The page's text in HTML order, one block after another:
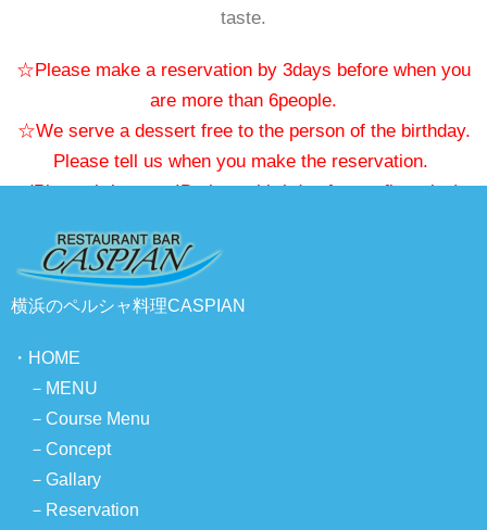
taste.
☆Please make a reservation by 3days before when you
are more than 6people.
☆We serve a dessert free to the person of the birthday.
Please tell us when you make the reservation.
(Please bring you ID shows birthday for confirmation)
横浜のペルシャ料理CASPIAN
・ HOME
－ MENU
－ Course Menu
－ Concept
－ Gallary
－ Reservation